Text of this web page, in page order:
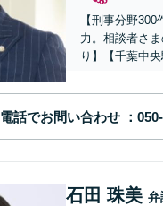
【刑事分野
力。相談者さ
り】【千葉中央
電話でお問い合わせ
石田 珠美 弁